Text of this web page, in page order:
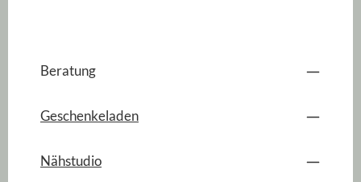
Beratung
Geschenkeladen
Nähstudio